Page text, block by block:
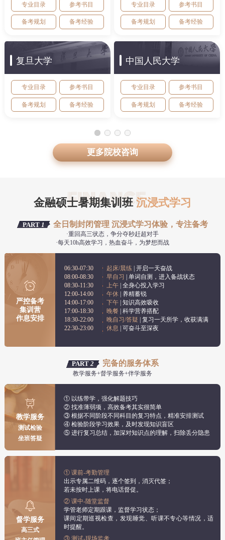
专业目录 参考书目
备考规划 备考经验
专业目录 参考书目
备考规划 备考经验
复旦大学
专业目录 参考书目
备考规划 备考经验
中国人民大学
专业目录 参考书目
备考规划 备考经验
更多院校咨询
金融硕士暑期集训班沉浸式学习
PART 1 全日制封闭管理 沉浸式学习体验，专注备考
·重回高三状态，争分夺秒赶超对手
·每天10h高效学习，热血奋斗，为梦想而战
严控备考
集训营
作息安排
06:30-07:30 起床/晨练 | 开启一天奋战
08:00-08:30
早自习
| 单词自测，进入备战状态
08:30-11:30
上午 | 全身心投入学习
12:00-14:00
午休 | 养精蓄锐
14:00-17:00
下午 | 知识高效吸收
17:00-18:30
晚餐 | 科学营养搭配
18:30-22:00
晚自习/答疑 | 复习一天所学，收获满满
22:30-23:00
休息 | 可奋斗至深夜
PART2 完备的服务体系
教学服务+督学服务+伴学服务
教学服务
测试检验
坐班答疑
① 以练带学，强化解题技巧
② 找准薄弱项，高效备考其实很简单
③ 根据不同阶段不同科目的复习特点，精准安排测试
④ 检验阶段学习效果，及时发现知识盲区
⑤ 进行复习总结，加深对知识点的理解，扫除丢分隐患
督学服务
高三式
① 课前-考勤管理
出示专属二维码，逐个签到，消灭代签；
若未按时上课，将电话督促。
② 课中-随堂监督
学管老师定期跟课，监督学习状态；
课间定期巡视检查，发现睡觉、听课不专心等情况，适
时提醒。
③ 测试-现场监考